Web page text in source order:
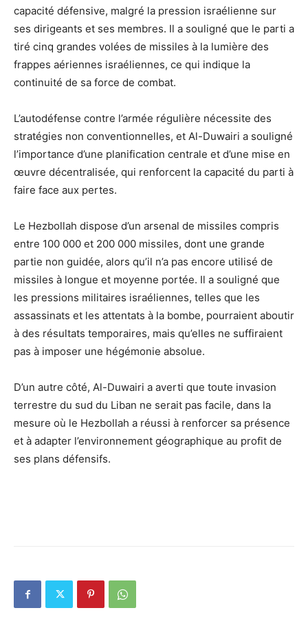
capacité défensive, malgré la pression israélienne sur
ses dirigeants et ses membres. Il a souligné que le parti a
tiré cinq grandes volées de missiles à la lumière des
frappes aériennes israéliennes, ce qui indique la
continuité de sa force de combat.
L’autodéfense contre l’armée régulière nécessite des
stratégies non conventionnelles, et Al-Duwairi a souligné
l’importance d’une planification centrale et d’une mise en
œuvre décentralisée, qui renforcent la capacité du parti à
faire face aux pertes.
Le Hezbollah dispose d’un arsenal de missiles compris
entre 100 000 et 200 000 missiles, dont une grande
partie non guidée, alors qu’il n’a pas encore utilisé de
missiles à longue et moyenne portée. Il a souligné que
les pressions militaires israéliennes, telles que les
assassinats et les attentats à la bombe, pourraient aboutir
à des résultats temporaires, mais qu’elles ne suffiraient
pas à imposer une hégémonie absolue.
D’un autre côté, Al-Duwairi a averti que toute invasion
terrestre du sud du Liban ne serait pas facile, dans la
mesure où le Hezbollah a réussi à renforcer sa présence
et à adapter l’environnement géographique au profit de
ses plans défensifs.